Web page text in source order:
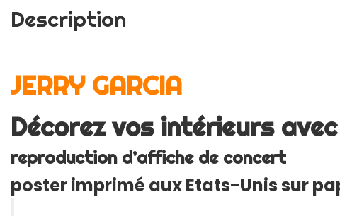
Description
JERRY GARCIA
Décorez vos intérieurs
reproduction d’affiche de concert
poster imprimé aux Etats-Unis sur